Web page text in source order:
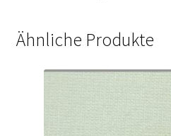
Ähnliche Produkte